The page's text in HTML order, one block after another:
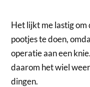
Het lijkt me lastig om
pootjes te doen,
operatie aan een
daarom het wiel
dingen.